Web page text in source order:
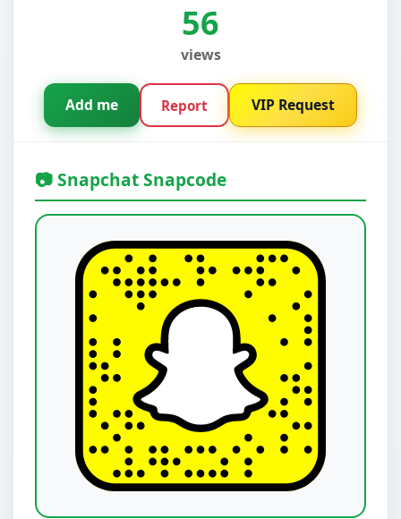
56
views
Add me Report VIP Request
📷 Snapchat Snapcode